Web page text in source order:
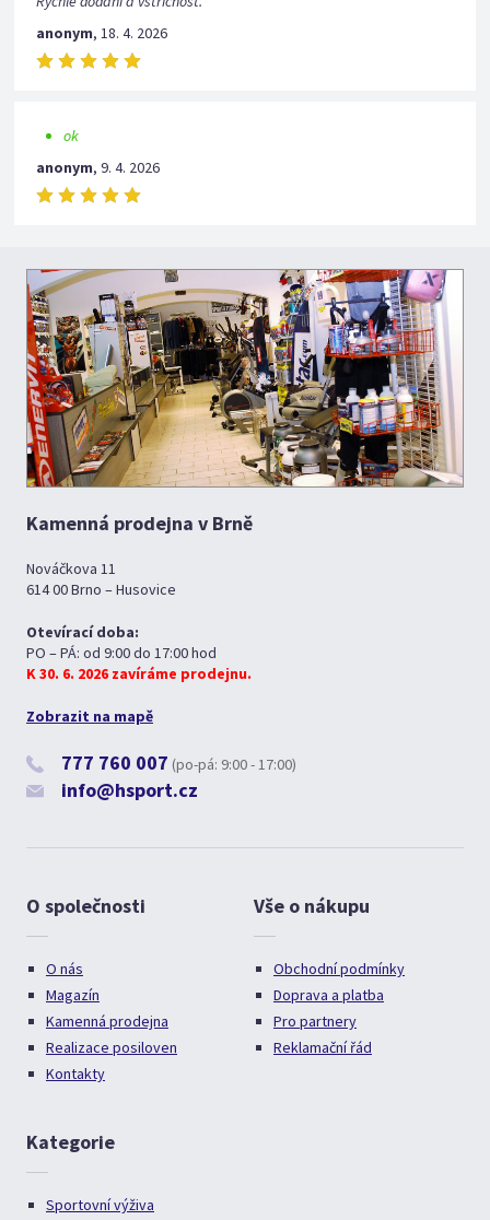
anonym,18. 4. 2026
ok
anonym,9. 4. 2026
Kamenná prodejna v Brně
Nováčkova 11
614 00 Brno – Husovice
Otevírací doba:
PO – PÁ: od 9:00 do 17:00 hod
K 30. 6. 2026 zavíráme prodejnu.
Zobrazit na mapě
777 760 007 (po-pá: 9:00 - 17:00)
info@hsport.cz
O společnosti
O nás
Magazín
Kamenná prodejna
Realizace posiloven
Kontakty
Vše o nákupu
Obchodní podmínky
Doprava a platba
Pro partnery
Reklamační řád
Kategorie
Sportovní výživa